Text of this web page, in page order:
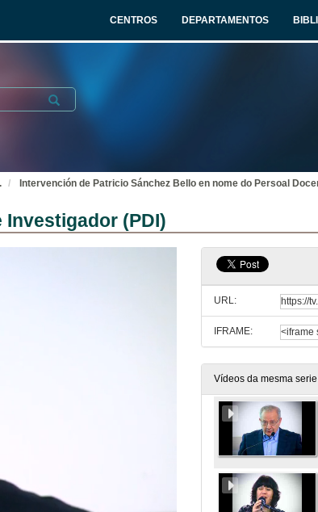
CENTROS DEPARTAMENTOS
Submit
Intervención de Patricio Sánchez Bello en nome do Persoal
(PDI)
URL:
IFRAME:
Vídeos da mesma serie